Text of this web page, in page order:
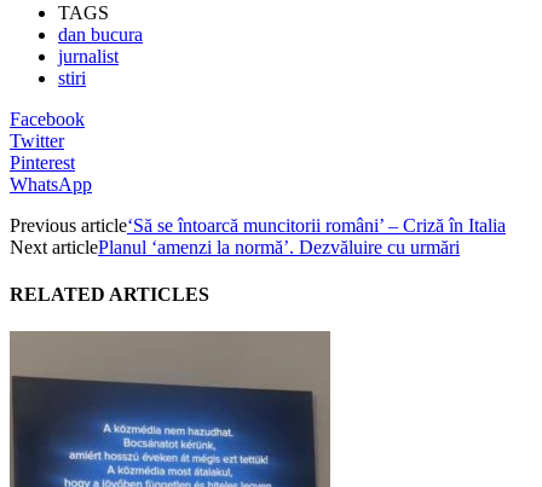
TAGS
dan bucura
jurnalist
stiri
Facebook
Twitter
Pinterest
WhatsApp
Previous article‘Să se întoarcă muncitorii români’ – Criză în Italia
Next articlePlanul ‘amenzi la normă’. Dezvăluire cu urmări
RELATED ARTICLES